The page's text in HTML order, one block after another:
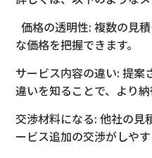
価格の透明性: 複数の見
な価格を把握できます。
サービス内容の違い: 提案
違いを知ることで、より
交渉材料になる: 他社の見
ービス追加の交渉がしやす